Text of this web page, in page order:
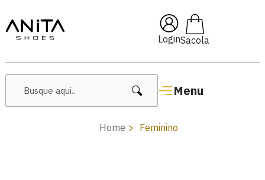
Login
Menu
🔥 Lançamentos Femininos
Home Feminino